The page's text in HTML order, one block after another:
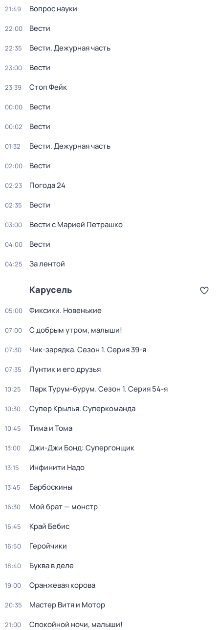
21:49 Вопрос науки
22:00 Вести
22:35 Вести. Дежурная часть
23:00 Вести
23:39 Стоп Фейк
00:00 Вести
00:02 Вести
01:32 Вести. Дежурная часть
02:00 Вести
02:23 Погода 24
02:35 Вести
03:00 Вести с Марией Петрашко
04:00 Вести
04:25 За лентой
Карусель
05:00 Фиксики. Новенькие
07:00 С добрым утром, малыши!
07:30 Чик-зарядка. Сезон 1. Серия 39-я
07:35 Лунтик и его друзья
10:25 Парк Турум-бурум. Сезон 1. Серия 54-я
10:30 Супер Крылья. Суперкоманда
10:45 Тима и Тома
13:00 Джи-Джи Бонд: Супергонщик
13:15 Инфинити Надо
13:45 Барбоскины
16:30 Мой брат — монстр
16:45 Край Бебис
16:50 Геройчики
18:40 Буква в деле
19:00 Оранжевая корова
20:35 Мастер Витя и Мотор
21:00 Спокойной ночи, малыши!